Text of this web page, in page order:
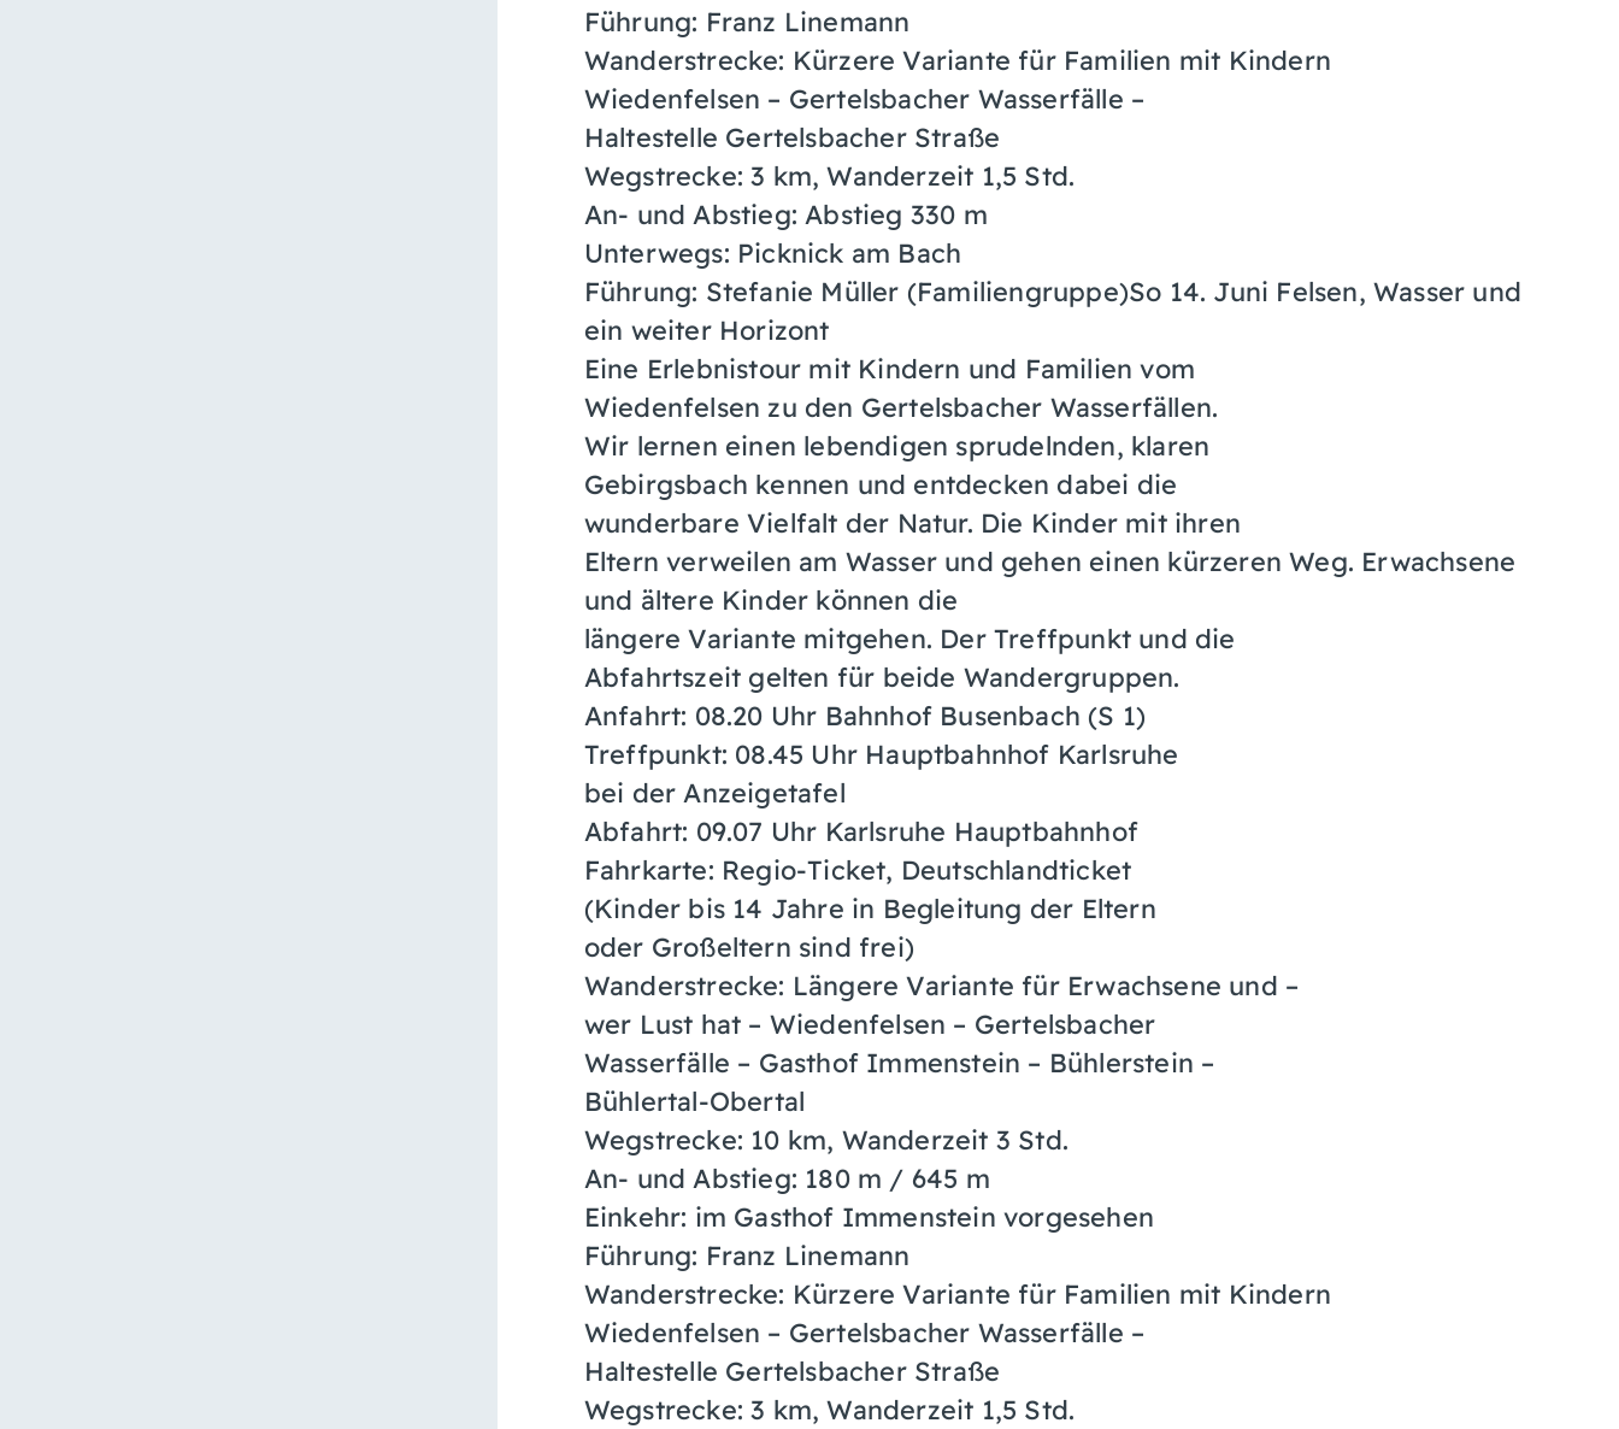
Führung: Franz Linemann
Wanderstrecke: Kürzere Variante für Familien mit Kindern
Wiedenfelsen – Gertelsbacher Wasserfälle –
Haltestelle Gertelsbacher Straße
Wegstrecke: 3 km, Wanderzeit 1,5 Std.
An- und Abstieg: Abstieg 330 m
Unterwegs: Picknick am Bach
Führung: Stefanie Müller (Familiengruppe)So 14. Juni Felsen, Wasser und
ein weiter Horizont
Eine Erlebnistour mit Kindern und Familien vom
Wiedenfelsen zu den Gertelsbacher Wasserfällen.
Wir lernen einen lebendigen sprudelnden, klaren
Gebirgsbach kennen und entdecken dabei die
wunderbare Vielfalt der Natur. Die Kinder mit ihren
Eltern verweilen am Wasser und gehen einen kürzeren Weg. Erwachsene
und ältere Kinder können die
längere Variante mitgehen. Der Treffpunkt und die
Abfahrtszeit gelten für beide Wandergruppen.
Anfahrt: 08.20 Uhr Bahnhof Busenbach (S 1)
Treffpunkt: 08.45 Uhr Hauptbahnhof Karlsruhe
bei der Anzeigetafel
Abfahrt: 09.07 Uhr Karlsruhe Hauptbahnhof
Fahrkarte: Regio-Ticket, Deutschlandticket
(Kinder bis 14 Jahre in Begleitung der Eltern
oder Großeltern sind frei)
Wanderstrecke: Längere Variante für Erwachsene und –
wer Lust hat – Wiedenfelsen – Gertelsbacher
Wasserfälle – Gasthof Immenstein – Bühlerstein –
Bühlertal-Obertal
Wegstrecke: 10 km, Wanderzeit 3 Std.
An- und Abstieg: 180 m / 645 m
Einkehr: im Gasthof Immenstein vorgesehen
Führung: Franz Linemann
Wanderstrecke: Kürzere Variante für Familien mit Kindern
Wiedenfelsen – Gertelsbacher Wasserfälle –
Haltestelle Gertelsbacher Straße
Wegstrecke: 3 km, Wanderzeit 1,5 Std.